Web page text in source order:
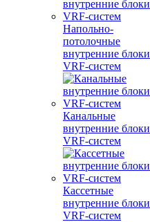
Напольно-
потолочные
внутренние блоки
VRF-систем
Канальные
внутренние блоки
VRF-систем
Кассетные
внутренние блоки
VRF-систем